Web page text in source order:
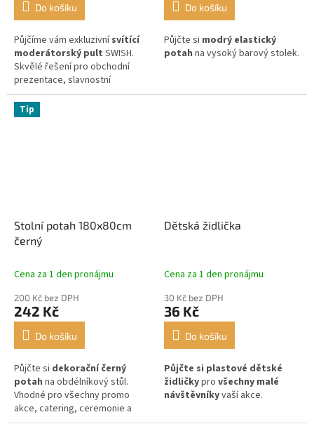
Do košíku
Půjčíme vám exkluzivnísvítící
moderátorský pult SWISH.
Skvělé řešení pro obchodní
prezentace, slavnostní
galavečery nebo moderní
konference.
Do košíku
Půjčte si modrý elastický
potah na vysoký barový stolek.
Tip
Stolní potah 180x80cm
černý
Cena za 1 den pronájmu
200 Kč bez DPH
242 Kč
Do košíku
Půjčte si dekorační černý
potah na obdélníkový stůl.
Vhodné pro všechny promo
akce, catering, ceremonie a
Dětská židlička
Cena za 1 den pronájmu
30 Kč bez DPH
36 Kč
Do košíku
Půjčte si plastové dětské
židličkypro všechny malé
návštěvníkyvaší akce.